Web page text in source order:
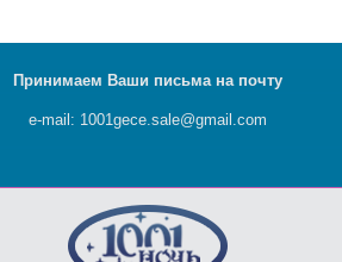
Принимаем Ваши письма на почту
e-mail: 1001gece.sale@gmail.com